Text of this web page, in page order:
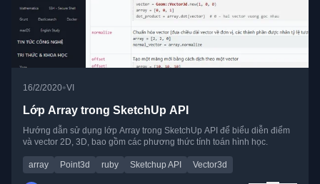
16/2/2020•VI
Lớp Array trong SketchUp API
Hướng dẫn sử dụng lớp Array trong SketchUp API để biểu diễn điểm
và vector 2D, 3D, bao gồm các phương thức tính toán hình học.
array Point3d ruby Sketchup API Vector3d